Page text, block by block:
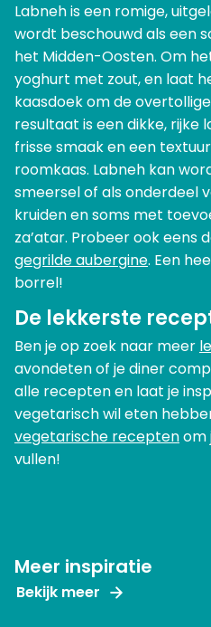
Labneh is een romige,
wordt beschouwd als een
het Midden-Oosten. Om
yoghurt met zout, en laat
kaasdoek om de
resultaat is een dikke, rijke
frisse smaak en een
roomkaas. Labneh kan
smeersel of als onderdeel
kruiden en soms met
za’atar. Probeer ook eens
gegrilde aubergine. Een
borrel!
De lekkerste
Ben je op zoek naar meer
avondeten of je diner
alle recepten en laat je
vegetarisch wil eten
vegetarische receptenom
vullen!
Meer inspiratie
Bekijk meer